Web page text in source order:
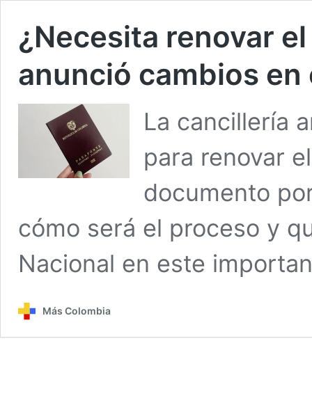
¿Necesita renovar
anunció cambios en
La cancillería
para renovar
documento
cómo será el proceso y
Nacional en este
Más Colombia